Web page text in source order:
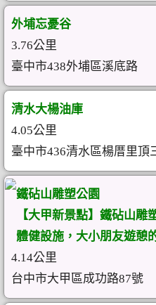
外埔忘憂谷
3.76公里
臺中市438外埔區溪底路
清水大楊油庫
4.05公里
臺中市436清水區楊厝里頂
鐵砧山雕塑公園
【大甲新景點】鐵砧山
體健設施，大小朋友遊憩
4.14公里
台中市大甲區成功路87號